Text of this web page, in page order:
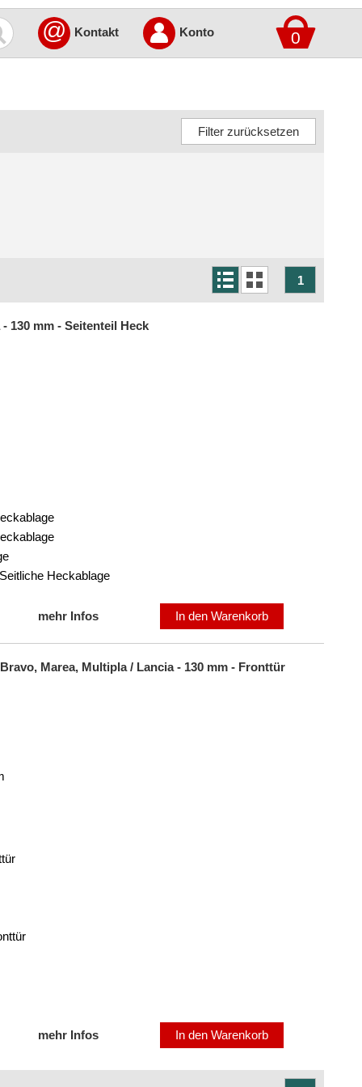
0
@ Kontakt Konto
1
130 mm - Seitenteil Heck
Heckablage
mehr Infos In den Warenkorb
Marea, Multipla / Lancia - 130 mm - Fronttür
mehr Infos In den Warenkorb